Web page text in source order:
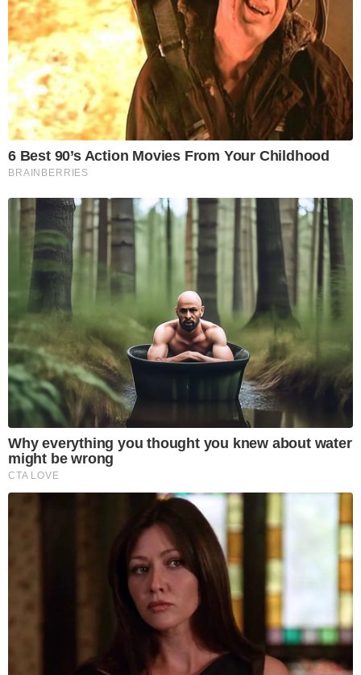
6 Best 90’s Action Movies From Your Childhood
BRAINBERRIES
Why everything you thought you knew about water
might be wrong
CTA LOVE